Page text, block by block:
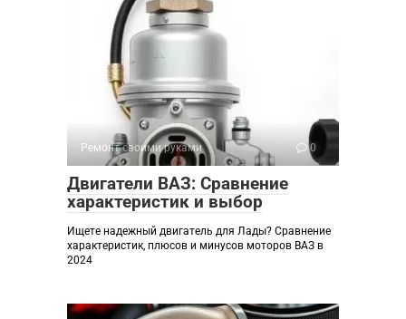
Ремонт своими руками 0
Двигатели ВАЗ: Сравнение
характеристик и выбор
Ищете надежный двигатель для Лады? Сравнение
характеристик, плюсов и минусов моторов ВАЗ в
2024